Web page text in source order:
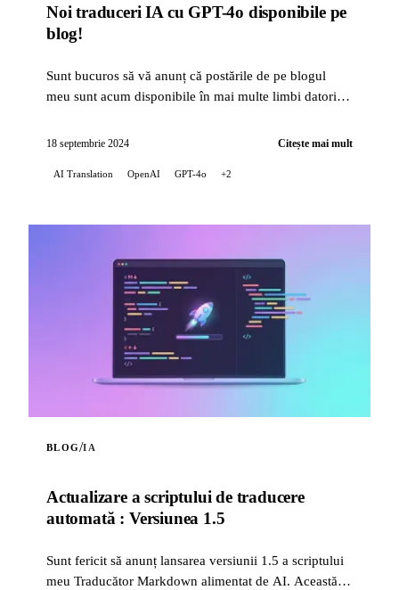
Noi traduceri IA cu GPT-4o disponibile pe
blog!
Sunt bucuros să vă anunț că postările de pe blogul
meu sunt acum disponibile în mai multe limbi datorită
18 septembrie 2024 Citește mai mult
AI Translation OpenAI GPT-4o +2
BLOG/IA
Actualizare a scriptului de traducere
automată : Versiunea 1.5
Sunt fericit să anunț lansarea versiunii 1.5 a scriptului
meu Traducător Markdown alimentat de AI. Această